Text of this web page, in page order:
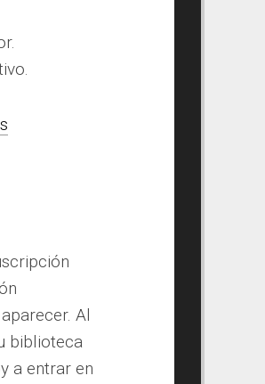
Al
biblioteca
a entrar en